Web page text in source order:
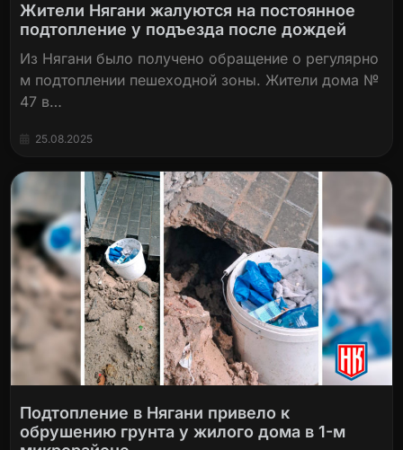
Жители Нягани жалуются на постоянное
подтопление у подъезда после дождей
Из Нягани было получено обращение о регулярно
м подтоплении пешеходной зоны. Жители дома №
47 в…
25.08.2025
Подтопление в Нягани привело к
обрушению грунта у жилого дома в 1-м